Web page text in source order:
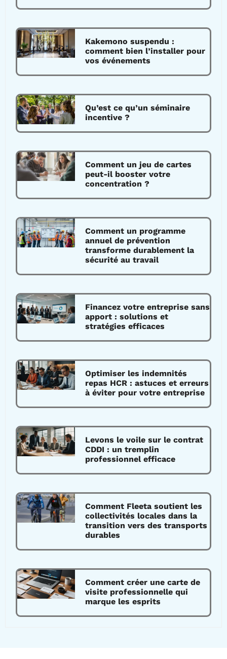
Kakemono suspendu :
comment bien l’installer pour
vos événements
Qu’est ce qu’un séminaire
incentive ?
Comment un jeu de cartes
peut-il booster votre
concentration ?
Comment un programme
annuel de prévention
transforme durablement la
sécurité au travail
Financez votre entreprise sans
apport : solutions et
stratégies efficaces
Optimiser les indemnités
repas HCR : astuces et erreurs
à éviter pour votre entreprise
Levons le voile sur le contrat
CDDI : un tremplin
professionnel efficace
Comment Fleeta soutient les
collectivités locales dans la
transition vers des transports
durables
Comment créer une carte de
visite professionnelle qui
marque les esprits